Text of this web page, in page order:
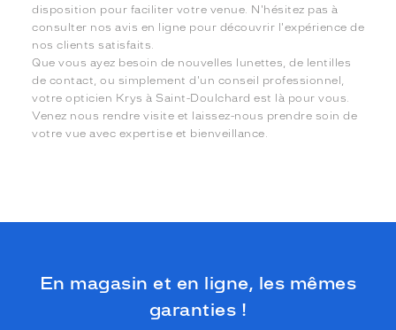
disposition pour faciliter votre venue. N'hésitez pas à
consulter nos avis en ligne pour découvrir l'expérience de
nos clients satisfaits.
Que vous ayez besoin de nouvelles lunettes, de lentilles
de contact, ou simplement d'un conseil professionnel,
votre opticien Krys à Saint-Doulchard est là pour vous.
Venez nous rendre visite et laissez-nous prendre soin de
votre vue avec expertise et bienveillance.
En magasin et en ligne, les mêmes
garanties !